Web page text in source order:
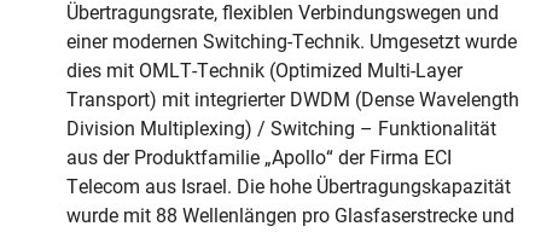
Übertragungsrate, flexiblen Verbindungswegen und
einer modernen Switching-Technik. Umgesetzt wurde
dies mit OMLT-Technik (Optimized Multi-Layer
Transport) mit integrierter DWDM (Dense Wavelength
Division Multiplexing) / Switching – Funktionalität
aus der Produktfamilie „Apollo“ der Firma ECI
Telecom aus Israel. Die hohe Übertragungskapazität
wurde mit 88 Wellenlängen pro Glasfaserstrecke und